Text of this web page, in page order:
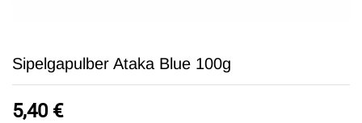
Sipelgapulber Ataka Blue 100g
5,40 €